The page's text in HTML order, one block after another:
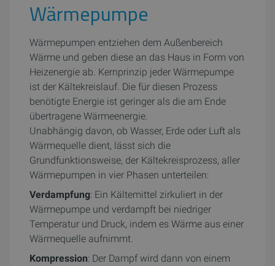
Wärmepumpe
Wärmepumpen entziehen dem Außenbereich
Wärme und geben diese an das Haus in Form von
Heizenergie ab. Kernprinzip jeder Wärmepumpe
ist der Kältekreislauf. Die für diesen Prozess
benötigte Energie ist geringer als die am Ende
übertragene Wärmeenergie.
Unabhängig davon, ob Wasser, Erde oder Luft als
Wärmequelle dient, lässt sich die
Grundfunktionsweise, der Kältekreisprozess, aller
Wärmepumpen in vier Phasen unterteilen:
Verdampfung: Ein Kältemittel zirkuliert in der
Wärmepumpe und verdampft bei niedriger
Temperatur und Druck, indem es Wärme aus einer
Wärmequelle aufnimmt.
Kompression: Der Dampf wird dann von einem